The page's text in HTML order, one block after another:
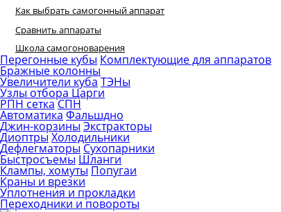
Как выбрать самогонный аппарат
Сравнить аппараты
Школа самогоноварения
Перегонные кубы Комплектующие для аппаратов
Бражные колонны
Увеличители куба ТЭНы
Узлы отбора Царги
РПН сетка СПН
Автоматика Фальшдно
Джин-корзины Экстракторы
Диоптры Холодильники
Дефлегматоры Сухопарники
Быстросъемы Шланги
Клампы, хомуты Попугаи
Краны и врезки
Уплотнения и прокладки
Переходники и повороты